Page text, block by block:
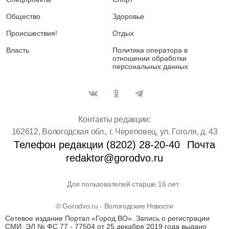
Общество
Происшествия!
Власть
Здоровье
Отдых
Политика оператора в
отношении обработки
персональных данных
Контакты редакции:
162612, Вологодская обл., г. Череповец, ул. Гоголя, д. 43
Телефон редакции (8202) 28-20-40
Почта
redaktor@gorodvo.ru
Для пользователей старше 16 лет
© Gorodvo.ru - Вологодские Новости
Сетевое издание Портал «Город ВО». Запись о регистрации
СМИ: ЭЛ № ФС 77 - 77504 от 25 декабря 2019 года выдано